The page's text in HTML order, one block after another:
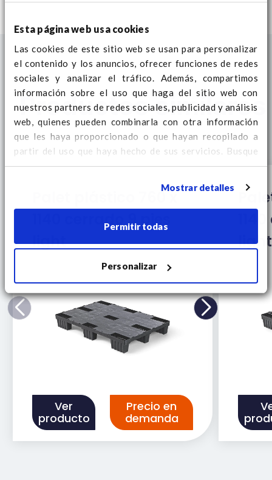
Esta página web usa cookies
Las cookies de este sitio web se usan para personalizar
el contenido y los anuncios, ofrecer funciones de redes
sociales y analizar el tráfico. Además, compartimos
información sobre el uso que haga del sitio web con
nuestros partners de redes sociales, publicidad y análisis
web, quienes pueden combinarla con otra información
que les haya proporcionado o que hayan recopilado a
partir del uso que haya hecho de sus servicios. Busque
aquíinformación adicional sobre cookies y para cambiar
Mostrar detalles
Permitir todas
Personalizar
Productos similares
Palet plástico 760 x
1140 cerrado 9 pies
light
Ver
producto
Precio en
demanda
light